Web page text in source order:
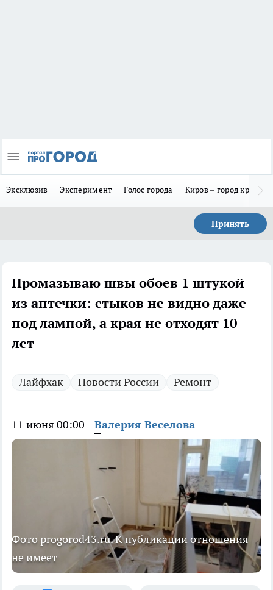
Эксклюзив Эксперимент Голос города Киров – город
Принять
Промазываю швы обоев 1 штукой
из аптечки: стыков не видно даже
под лампой, а края не отходят 10
лет
Лайфхак Новости России Ремонт
11 июня 00:00 Валерия Веселова
Фото progorod43.ru. К публикации отношения
не имеет